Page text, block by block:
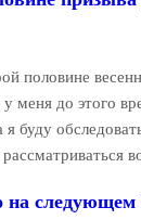
половине
меня до этого
буду
на